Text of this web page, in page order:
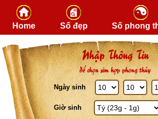
Skip to
Home Số đẹp Số phong
Nhập Thông Tin
để chọn sim hợp phong thủy
Ngày sinh
Giờ sinh